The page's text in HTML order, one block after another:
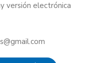
versión electrónica